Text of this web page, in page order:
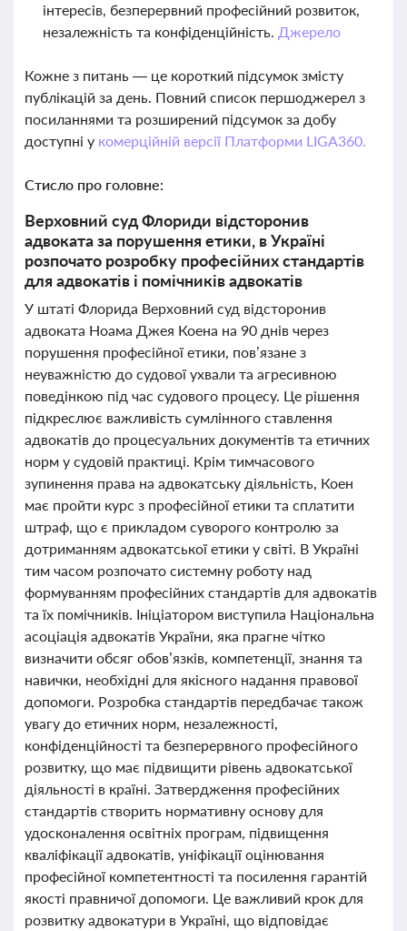
інтересів, безперервний професійний розвиток,
незалежність та конфіденційність. Джерело
Кожне з питань — це короткий підсумок змісту
публікацій за день. Повний список першоджерел з
посиланнями та розширений підсумок за добу
доступні у комерційній версії Платформи LIGA360.
Стисло про головне:
Верховний суд Флориди відсторонив
адвоката за порушення етики, в Україні
розпочато розробку професійних стандартів
для адвокатів і помічників адвокатів
У штаті Флорида Верховний суд відсторонив
адвоката Ноама Джея Коена на 90 днів через
порушення професійної етики, пов’язане з
неуважністю до судової ухвали та агресивною
поведінкою під час судового процесу. Це рішення
підкреслює важливість сумлінного ставлення
адвокатів до процесуальних документів та етичних
норм у судовій практиці. Крім тимчасового
зупинення права на адвокатську діяльність, Коен
має пройти курс з професійної етики та сплатити
штраф, що є прикладом суворого контролю за
дотриманням адвокатської етики у світі. В Україні
тим часом розпочато системну роботу над
формуванням професійних стандартів для адвокатів
та їх помічників. Ініціатором виступила Національна
асоціація адвокатів України, яка прагне чітко
визначити обсяг обов’язків, компетенції, знання та
навички, необхідні для якісного надання правової
допомоги. Розробка стандартів передбачає також
увагу до етичних норм, незалежності,
конфіденційності та безперервного професійного
розвитку, що має підвищити рівень адвокатської
діяльності в країні. Затвердження професійних
стандартів створить нормативну основу для
удосконалення освітніх програм, підвищення
кваліфікації адвокатів, уніфікації оцінювання
професійної компетентності та посилення гарантій
якості правничої допомоги. Це важливий крок для
розвитку адвокатури в Україні, що відповідає